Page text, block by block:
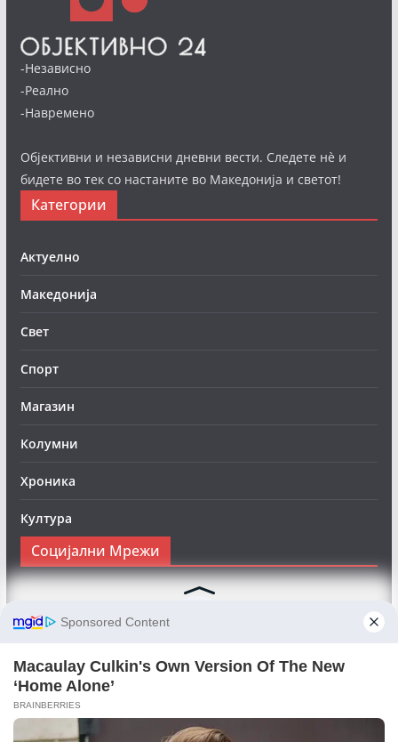
-Независно
-Реално
-Навремено
Објективни и независни дневни вести. Следете нè и
бидете во тек со настаните во Македонија и светот!
Категории
Актуелно
Македонија
Свет
Спорт
Магазин
Колумни
Хроника
Култура
Социјални Мрежи
Следете нè на Фејсбук за да сте во тек со најновите